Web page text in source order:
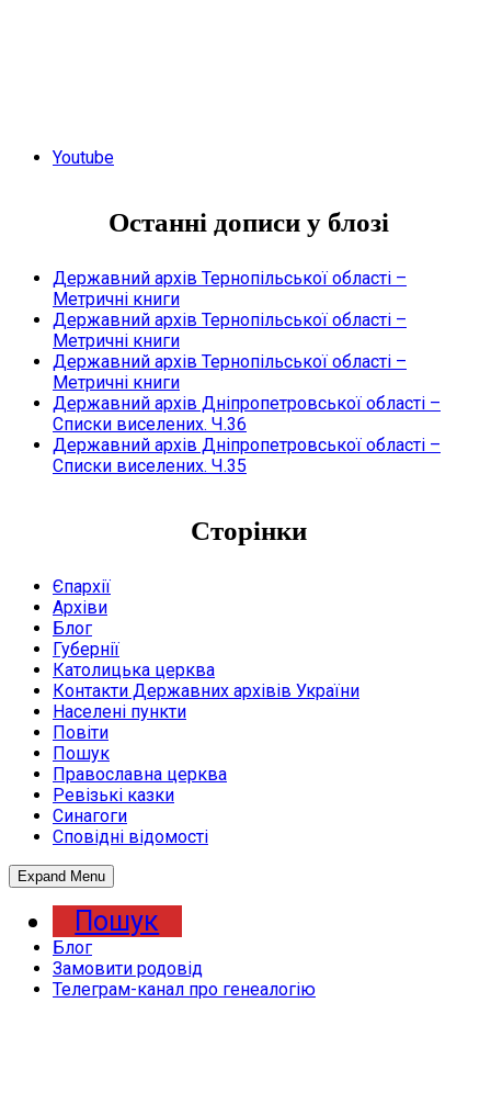
Youtube
Останні дописи у блозі
Державний архів Тернопільської області –
Метричні книги
Державний архів Тернопільської області –
Метричні книги
Державний архів Тернопільської області –
Метричні книги
Державний архів Дніпропетровської області –
Списки виселених. Ч.36
Державний архів Дніпропетровської області –
Списки виселених. Ч.35
Сторінки
Єпархії
Архіви
Блог
Губернії
Католицька церква
Контакти Державних архівів України
Населені пункти
Повіти
Пошук
Православна церква
Ревізькі казки
Синагоги
Сповідні відомості
Expand Menu
Пошук
Блог
Замовити родовід
Телеграм-канал про генеалогію